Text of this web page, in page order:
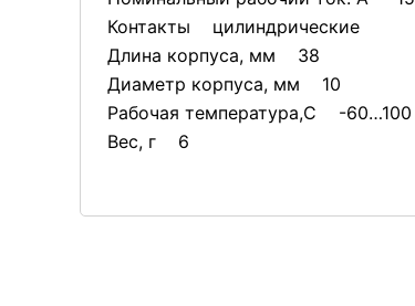
Контакты цилиндрические
Длина корпуса, мм 38
Диаметр корпуса, мм 10
Рабочая температура,С -60…100
Вес, г 6